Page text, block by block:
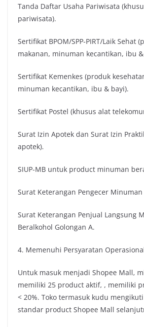
Tanda Daftar Usaha Pariwisata
pariwisata).
Sertifikat BPOM/SPP-PIRT/Laik Sehat
makanan, minuman kecantikan, ibu
Sertifikat Kemenkes (produk
minuman kecantikan, ibu & bayi).
Sertifikat Postel (khusus alat
Surat Izin Apotek dan Surat Izin
apotek).
SIUP-MB untuk product minuman
Surat Keterangan Pengecer
Surat Keterangan Penjual Langsung
Beralkohol Golongan A.
4. Memenuhi Persyaratan
Untuk masuk menjadi Shopee Mall,
memiliki 25 product aktif, , memiliki
< 20%. Toko termasuk kudu
standar product Shopee Mall